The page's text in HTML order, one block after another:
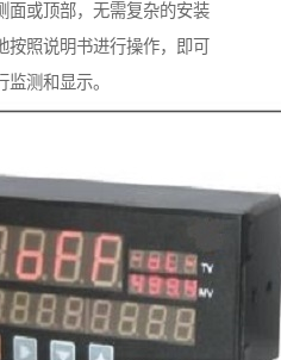
面或顶部，无需复杂的安装
照说明书进行操作，即可
测和显示。